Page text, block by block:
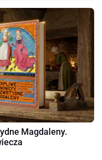
Magdaleny.